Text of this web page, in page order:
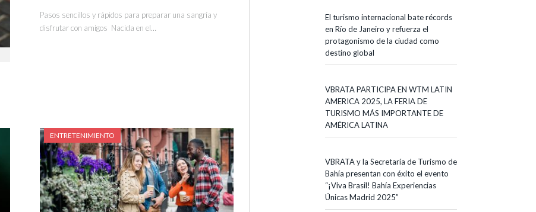
Pasos sencillos y rápidos para preparar una sangría y
disfrutar con amigos Nacida en el…
ENTRETENIMIENTO
El turismo internacional bate récords
en Río de Janeiro y refuerza el
protagonismo de la ciudad como
destino global
VBRATA PARTICIPA EN WTM LATIN
AMERICA 2025, LA FERIA DE
TURISMO MÁS IMPORTANTE DE
AMÉRICA LATINA
VBRATA y la Secretaría de Turismo de
Bahía presentan con éxito el evento
“¡Viva Brasil! Bahía Experiencias
Únicas Madrid 2025”